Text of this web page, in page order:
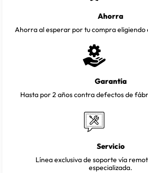
Ahorra
Ahorra al esperar por tu compra eligiendo
Garantía
Hasta por 2 años contra defectos de
Servicio
Línea exclusiva de soporte vía
especializada.